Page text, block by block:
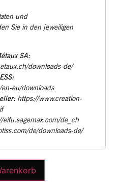
und
Sie in den jeweiligen
SA:
downloads-de/
eu/downloads
https://www.creation-
eifu.sagemax.com/de_ch
de/downloads-de/